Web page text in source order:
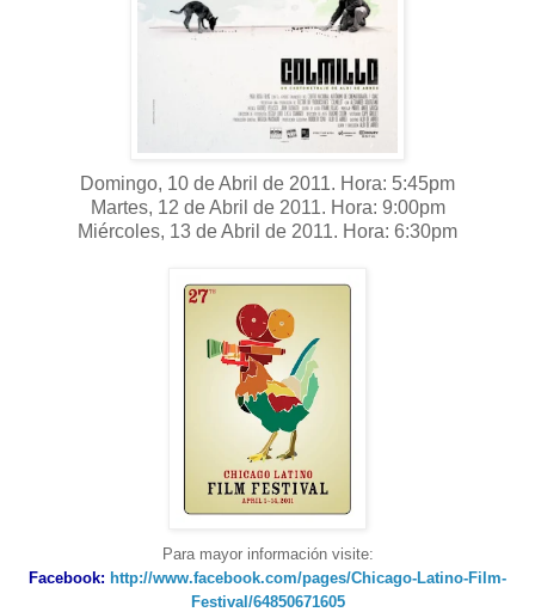
Domingo, 10 de Abril de 2011. Hora: 5:45pm
Martes, 12 de Abril de 2011. Hora: 9:00pm
Miércoles, 13 de Abril de 2011. Hora: 6:30pm
Para mayor información visite:
Facebook: http://www.facebook.com/pages/Chicago-Latino-Film-
Festival/64850671605